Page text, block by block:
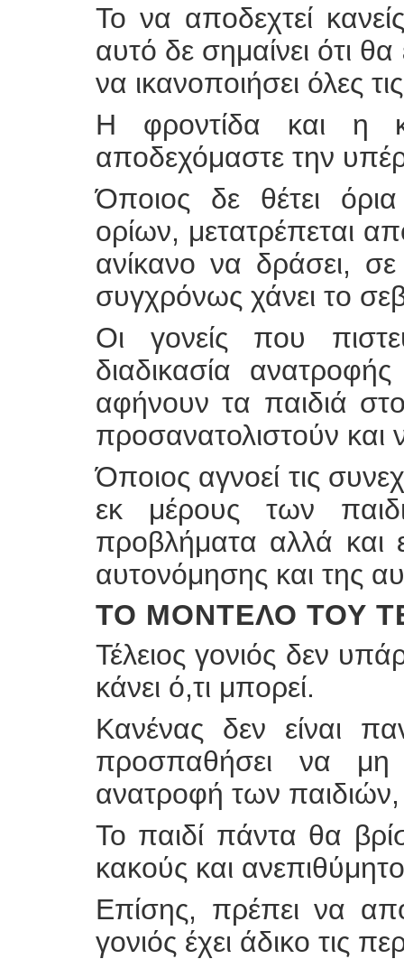
Το να αποδεχτεί
αυτό δε σημαίνει ότι
να ικανοποιήσει όλες
Η φροντίδα και η
αποδεχόμαστε την
Όποιος δε θέτει
ορίων, μετατρέπεται
ανίκανο να δράσει,
συγχρόνως χάνει το
Οι γονείς που
διαδικασία
αφήνουν τα παιδιά
προσανατολιστούν
Όποιος αγνοεί τις
εκ μέρους των
προβλήματα αλλά και
αυτονόμησης και της
ΤΟ ΜΟΝΤΈΛΟ ΤΟΥ
Τέλειος γονιός δεν
κάνει ό,τι μπορεί.
Κανένας δεν είναι
προσπαθήσει να μη
ανατροφή των
Το παιδί πάντα θα
κακούς και
Επίσης, πρέπει να
γονιός έχει άδικο τις